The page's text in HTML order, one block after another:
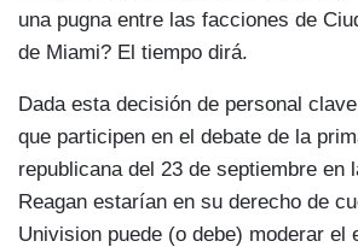
una pugna entre las facciones de
de Miami? El tiempo dirá.
Dada esta decisión de personal
que participen en el debate de la
republicana del 23 de septiembre en
Reagan estarían en su derecho de
Univision puede (o debe) moderar el